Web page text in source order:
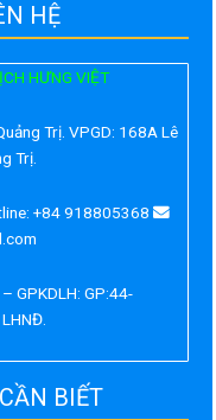
HỆ
HƯNG VIỆT
Trị. VPGD: 168A Lê
Trị.
+84 918805368
GPKDLH: GP:44-
BIẾT